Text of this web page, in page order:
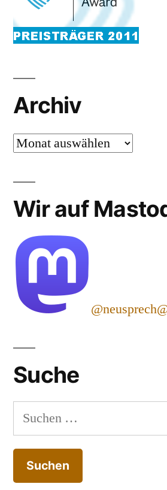
Archiv
Archiv
Wir auf
Suche
Suchen
nach: